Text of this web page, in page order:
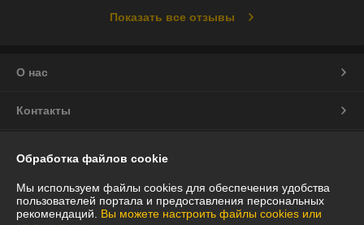
Показать все отзывы
О нас
Контакты
График работы
Обработка файлов cookie
Мы используем файлы cookies для обеспечения удобства
пользователей портала и предоставления персональных
рекомендаций. Вы можете настроить файлы cookies или